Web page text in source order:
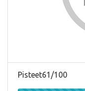
Pisteet61/100